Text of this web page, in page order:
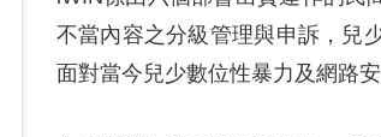
不當內容之分級管理與申訴，兒
面對當今兒少數位性暴力及網路